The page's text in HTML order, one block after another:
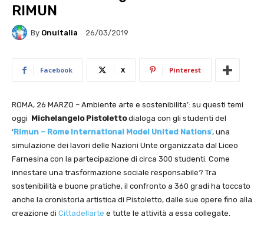
RIMUN
By OnuItalia 26/03/2019
Facebook X Pinterest
ROMA, 26 MARZO – Ambiente arte e sostenibilita’: su questi temi
oggi Michelangelo Pistolettodialoga con gli studenti del
‘Rimun – Rome International Model United Nations’, una
simulazione dei lavori delle Nazioni Unte organizzata dal Liceo
Farnesina con la partecipazione di circa 300 studenti. Come
innestare una trasformazione sociale responsabile? Tra
sostenibilità e buone pratiche, il confronto a 360 gradi ha toccato
anche la cronistoria artistica di Pistoletto, dalle sue opere fino alla
creazione di Cittadellarte e tutte le attività a essa collegate.